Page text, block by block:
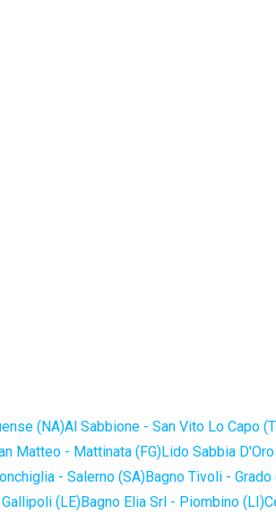
(NA)Al Sabbione - San Vito Lo Capo
Matteo - Mattinata (FG)Lido Sabbia
- Salerno (SA)Bagno Tivoli - Grado
(LE)Bagno Elia Srl - Piombino (LI)